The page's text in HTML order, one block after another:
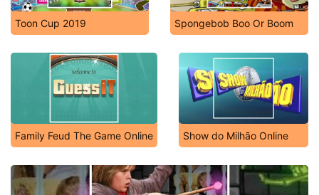
Toon Cup 2019 Spongebob Boo Or Boom
Family Feud The Game Online Show do Milhão Online